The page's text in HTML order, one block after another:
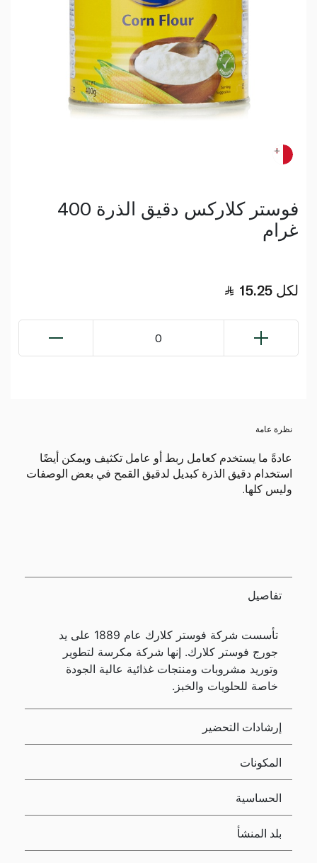
فوستر كلاركس دقيق الذرة 400
غرام
15.25 لكل
0
نظرة عامة
عادةً ما يستخدم كعامل ربط أو عامل تكثيف ويمكن أيضًا
استخدام دقيق الذرة كبديل لدقيق القمح في بعض الوصفات
وليس كلها.
تفاصيل
تأسست شركة فوستر كلارك عام 1889 على يد
جورج فوستر كلارك. إنها شركة مكرسة لتطوير
وتوريد مشروبات ومنتجات غذائية عالية الجودة
خاصة للحلويات والخبز.
إرشادات التحضير
المكونات
الحساسية
بلد المنشأ